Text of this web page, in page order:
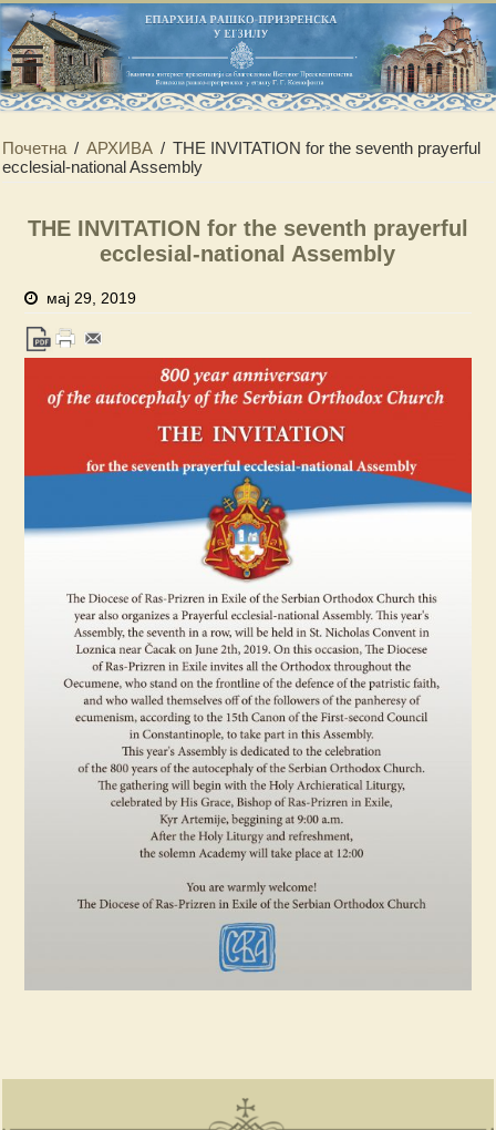
Почетна / АРХИВА / THE INVITATION for the seventh prayerful
ecclesial-national Assembly
THE INVITATION for the seventh prayerful
ecclesial-national Assembly
мај 29, 2019